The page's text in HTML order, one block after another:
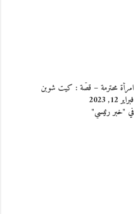
امرأة محترمة – قصّة : كيت شوبن
فبراير 12, 2023
في "خبر رئيسي"